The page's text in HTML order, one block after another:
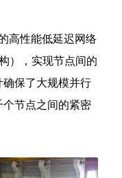
高性能低延迟网络
），实现节点间的
保了大规模并行
节点之间的紧密